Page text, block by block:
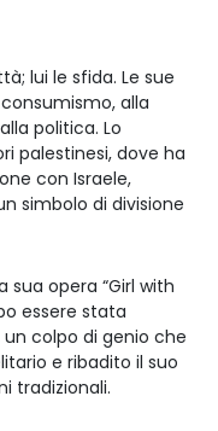
lui le sfida. Le sue
alla
politica. Lo
palestinesi, dove ha
con Israele,
simbolo di divisione
sua opera “Girl with
essere stata
un colpo di genio che
e ribadito il suo
tradizionali.